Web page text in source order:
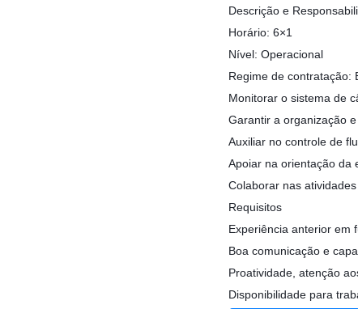
Descrição e
Horário: 6×1
Nível: Operacional
Regime de contratação:
Monitorar o sistema de
Garantir a organização
Auxiliar no controle de
Apoiar na orientação da
Colaborar nas
Requisitos
Experiência anterior em
Boa comunicação e
Proatividade, atenção
Disponibilidade para